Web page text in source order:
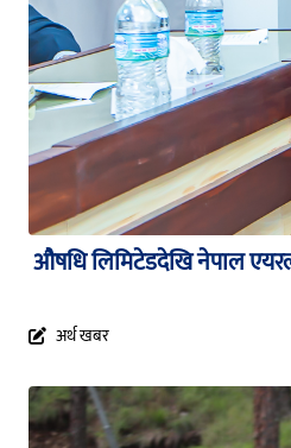
औषधि लिमिटेडदेखि नेपाल
अर्थ खबर